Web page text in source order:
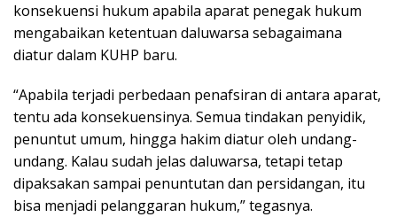
konsekuensi hukum apabila aparat penegak hukum
mengabaikan ketentuan daluwarsa sebagaimana
diatur dalam KUHP baru.
“Apabila terjadi perbedaan penafsiran di antara aparat,
tentu ada konsekuensinya. Semua tindakan penyidik,
penuntut umum, hingga hakim diatur oleh undang-
undang. Kalau sudah jelas daluwarsa, tetapi tetap
dipaksakan sampai penuntutan dan persidangan, itu
bisa menjadi pelanggaran hukum,” tegasnya.